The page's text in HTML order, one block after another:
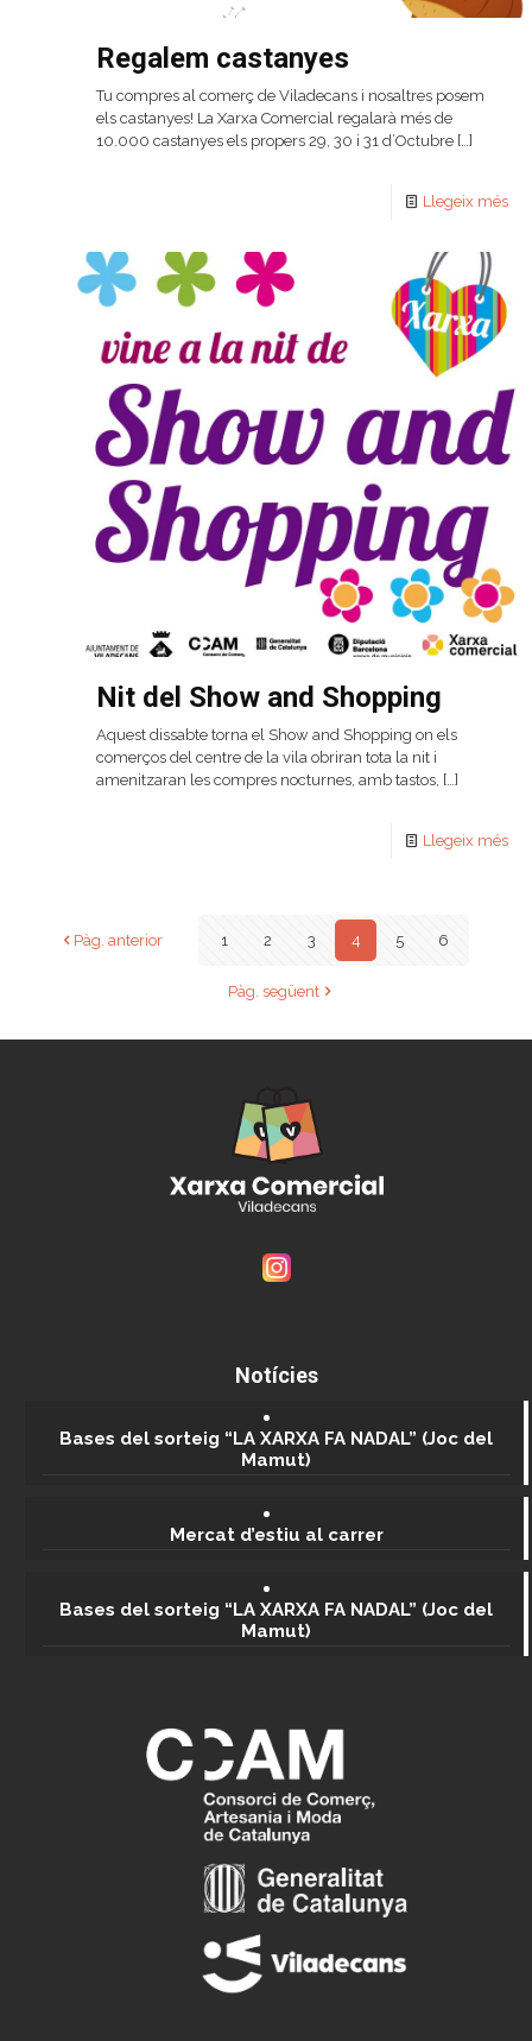
Regalem castanyes
Tu compres al comerç de Viladecans i nosaltres posem
els castanyes! La Xarxa Comercial regalarà més de
10.000 castanyes els propers 29, 30 i 31 d’Octubre […]
Llegeix més
Nit del Show and Shopping
Aquest dissabte torna el Show and Shopping on els
comerços del centre de la vila obriran tota la nit i
amenitzaran les compres nocturnes, amb tastos, […]
Llegeix més
Pàg. anterior 1 2 3 4 5 6
Pàg. següent
Notícies
Bases del sorteig “LA XARXA FA NADAL” (Joc del
Mamut)
Mercat d’estiu al carrer
Bases del sorteig “LA XARXA FA NADAL” (Joc del
Mamut)